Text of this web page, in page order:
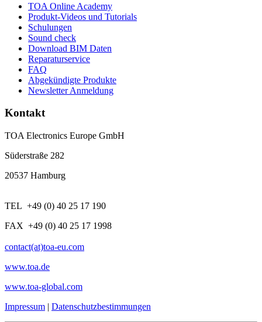
TOA Online Academy
Produkt-Videos und Tutorials
Schulungen
Sound check
Download BIM Daten
Reparaturservice
FAQ
Abgekündigte Produkte
Newsletter Anmeldung
Kontakt
TOA Electronics Europe GmbH
Süderstraße 282
20537 Hamburg
TEL +49 (0) 40 25 17 190
FAX +49 (0) 40 25 17 1998
contact(at)toa-eu.com
www.toa.de
www.toa-global.com
Impressum | Datenschutzbestimmungen